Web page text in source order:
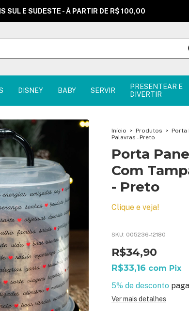
SUL E SUDESTE - À PARTIR DE R$ 100,00
DISNEY BABY SERVIR
PRESENTEAR E
DIVERTIR
Início > Produtos > Porta
Palavras - Preto
Porta
Com
- Preto
Clique e veja!
SKU: 005236-12180
R$34,90
R$33,16 com Pix
5% de desconto
Ver mais detalhes